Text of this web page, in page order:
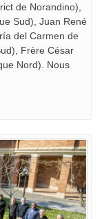
de Norandino),
Sud), Juan René
del Carmen de
Frère César
Nord). Nous